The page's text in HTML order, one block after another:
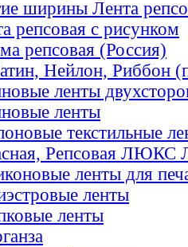
ширины Лента
репсовая с рисунком
репсовая (Россия)
Нейлон, Риббон
ленты
ленты
текстильные
Репсовая ЛЮКС
ленты для
ленты
ленты